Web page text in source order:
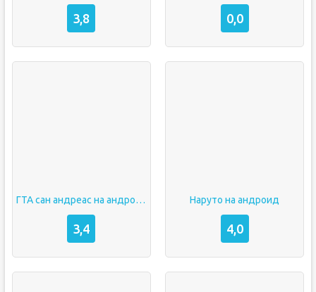
3,8 0,0
ГТА сан андреас на андроид
3,4
Наруто на андроид
4,0